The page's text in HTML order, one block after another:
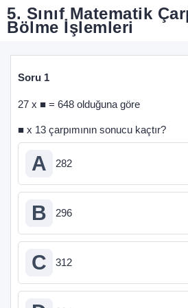
5. Sınıf Matematik
Bölme İşlemleri
Soru 1
27 x ■ = 648 olduğuna göre
■ x 13 çarpımının sonucu kaçtır?
A 282
B 296
C 312